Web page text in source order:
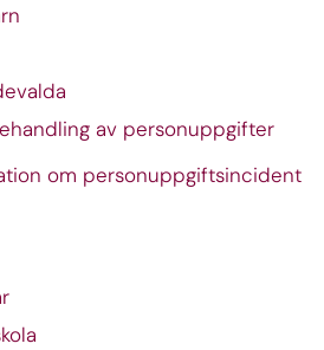
av personuppgifter
om personuppgiftsincident